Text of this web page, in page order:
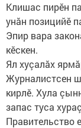
Клишас пирӗн
унăн позицийӗ
Эпир вара
кӗскен.​ ​
Ял хуçалăх
Журналистсен
кирлӗ. Хула
запас туса
Правительство